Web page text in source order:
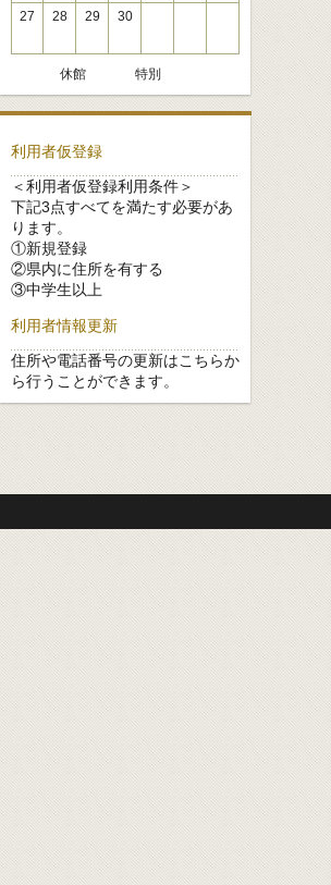
27 28 29 30
休館 特別
利用者仮登録
＜利用者仮登録利用条件＞
下記3点すべてを満たす必要があ
ります。
①新規登録
②県内に住所を有する
③中学生以上
利用者情報更新
住所や電話番号の更新はこちらか
ら行うことができます。